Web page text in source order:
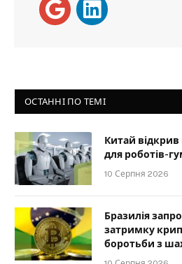
ОСТАННІ ПО ТЕМІ
Китай відкрив
для роботів-
10 Серпня 2026
Бразилія
затримку
боротьби з